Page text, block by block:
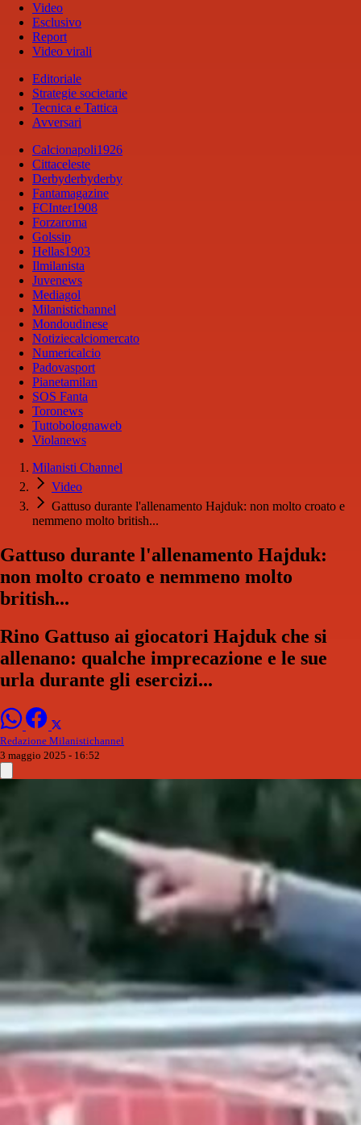
Video
Esclusivo
Report
Video virali
Editoriale
Strategie societarie
Tecnica e Tattica
Avversari
Calcionapoli1926
Cittaceleste
Derbyderbyderby
Fantamagazine
FCInter1908
Forzaroma
Golssip
Hellas1903
Ilmilanista
Juvenews
Mediagol
Milanistichannel
Mondoudinese
Notiziecalciomercato
Numericalcio
Padovasport
Pianetamilan
SOS Fanta
Toronews
Tuttobolognaweb
Violanews
Milanisti Channel
Video
Gattuso durante l'allenamento Hajduk: non molto croato e
nemmeno molto british...
Gattuso durante l'allenamento Hajduk:
non molto croato e nemmeno molto
british...
Rino Gattuso ai giocatori Hajduk che si
allenano: qualche imprecazione e le sue
urla durante gli esercizi...
Redazione Milanistichannel
3 maggio 2025 - 16:52